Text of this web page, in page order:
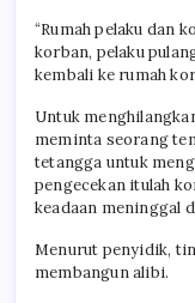
“Rumah pelaku dan
korban, pelaku
kembali ke rumah
Untuk
meminta seorang
tetangga untuk
pengecekan itulah
keadaan meninggal
Menurut penyidik,
membangun alibi.